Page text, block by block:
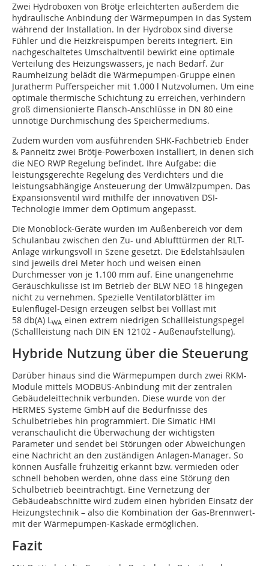
Zwei Hydroboxen von Brötje erleichterten außerdem die
hydraulische Anbindung der Wärmepumpen in das System
während der Installation. In der Hydrobox sind diverse
Fühler und die Heizkreispumpen bereits integriert. Ein
nachgeschaltetes Umschaltventil bewirkt eine optimale
Verteilung des Heizungswassers, je nach Bedarf. Zur
Raumheizung belädt die Wärmepumpen-Gruppe einen
Juratherm Pufferspeicher mit 1.000 l Nutzvolumen. Um eine
optimale thermische Schichtung zu erreichen, verhindern
groß dimensionierte Flansch-Anschlüsse in DN 80 eine
unnötige Durchmischung des Speichermediums.
Zudem wurden vom ausführenden SHK-Fachbetrieb Ender
& Panneitz zwei Brötje-Powerboxen installiert, in denen sich
die NEO RWP Regelung befindet. Ihre Aufgabe: die
leistungsgerechte Regelung des Verdichters und die
leistungsabhängige Ansteuerung der Umwälzpumpen. Das
Expansionsventil wird mithilfe der innovativen DSI-
Technologie immer dem Optimum angepasst.
Die Monoblock-Geräte wurden im Außenbereich vor dem
Schulanbau zwischen den Zu- und Ablufttürmen der RLT-
Anlage wirkungsvoll in Szene gesetzt. Die Edelstahlsäulen
sind jeweils drei Meter hoch und weisen einen
Durchmesser von je 1.100 mm auf. Eine unangenehme
Geräuschkulisse ist im Betrieb der BLW NEO 18 hingegen
nicht zu vernehmen. Spezielle Ventilatorblätter im
Eulenflügel-Design erzeugen selbst bei Volllast mit
58 db(A) LWA einen extrem niedrigen Schallleistungspegel
(Schallleistung nach DIN EN 12102 - Außenaufstellung).
Hybride Nutzung über die Steuerung
Darüber hinaus sind die Wärmepumpen durch zwei RKM-
Module mittels MODBUS-Anbindung mit der zentralen
Gebäudeleittechnik verbunden. Diese wurde von der
HERMES Systeme GmbH auf die Bedürfnisse des
Schulbetriebes hin programmiert. Die Simatic HMI
veranschaulicht die Überwachung der wichtigsten
Parameter und sendet bei Störungen oder Abweichungen
eine Nachricht an den zuständigen Anlagen-Manager. So
können Ausfälle frühzeitig erkannt bzw. vermieden oder
schnell behoben werden, ohne dass eine Störung den
Schulbetrieb beeinträchtigt. Eine Vernetzung der
Gebäudeabschnitte wird zudem einen hybriden Einsatz der
Heizungstechnik – also die Kombination der Gas-Brennwert-
mit der Wärmepumpen-Kaskade ermöglichen.
Fazit